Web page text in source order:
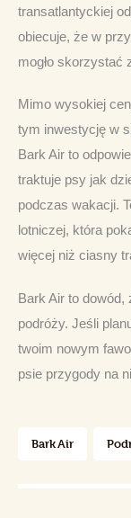
transatlantyckiej
obiecuje, że w
mogło skorzystać
Mimo wysokiej
tym inwestycję w
Bark Air to
traktuje psy jak
podczas wakacji.
lotniczej, która
więcej niż ciasny
Bark Air to dowód,
podróży. Jeśli
twoim nowym
psie przygody na
Bark Air